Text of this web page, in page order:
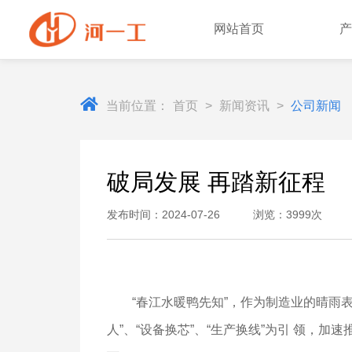
网站首页
当前位置： 首页 > 新闻资讯 > 公司新闻
破局发展 再踏新征程
发布时间：2024-07-26 浏览：3999次
“春江水暖鸭先知”，作为制造业的晴雨表
人”、“设备换芯”、“生产换线”为引 领，加